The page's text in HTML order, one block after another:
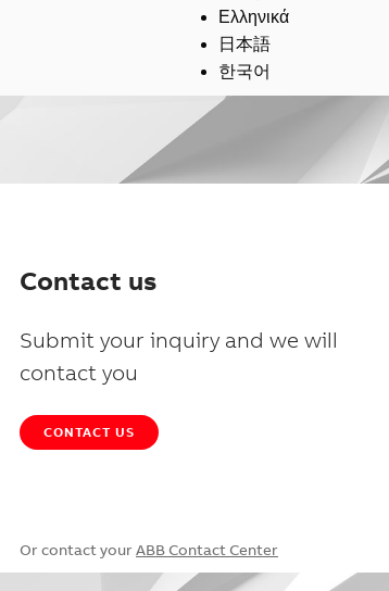
Ελληνικά
日本語
한국어
Contact us
Submit your inquiry and we will
contact you
CONTACT US
Or contact your ABB Contact Center